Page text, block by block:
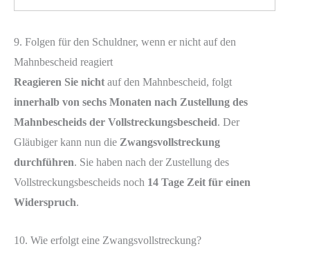
9. Folgen für den Schuldner, wenn er nicht auf den
Mahnbescheid reagiert
Reagieren Sie nicht auf den Mahnbescheid, folgt
innerhalb von sechs Monaten nach Zustellung des
Mahnbescheids der Vollstreckungsbescheid. Der
Gläubiger kann nun die Zwangsvollstreckung
durchführen. Sie haben nach der Zustellung des
Vollstreckungsbescheids noch 14 Tage Zeit für einen
Widerspruch.
10. Wie erfolgt eine Zwangsvollstreckung?